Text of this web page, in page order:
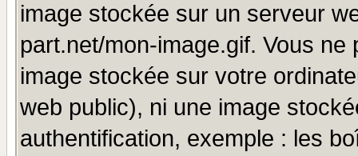
image stockée sur un serveur
part.net/mon-image.gif. Vous
image stockée sur votre
web public), ni une image
authentification, exemple : les